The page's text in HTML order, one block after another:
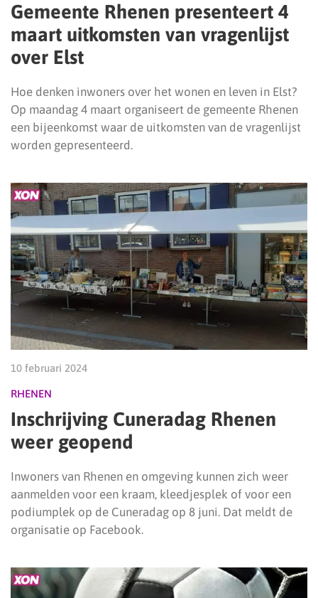
Gemeente Rhenen presenteert 4
maart uitkomsten van vragenlijst
over Elst
Hoe denken inwoners over het wonen en leven in Elst?
Op maandag 4 maart organiseert de gemeente Rhenen
een bijeenkomst waar de uitkomsten van de vragenlijst
worden gepresenteerd.
10 februari 2024
RHENEN
Inschrijving Cuneradag Rhenen
weer geopend
Inwoners van Rhenen en omgeving kunnen zich weer
aanmelden voor een kraam, kleedjesplek of voor een
podiumplek op de Cuneradag op 8 juni. Dat meldt de
organisatie op Facebook.